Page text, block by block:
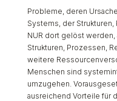
Probleme, deren
Systems, der
NUR dort gelöst
Strukturen, Prozessen,
weitere
Menschen sind
umzugehen.
ausreichend Vorteile für